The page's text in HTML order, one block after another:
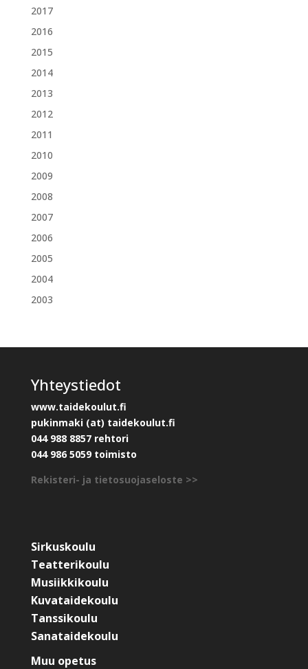
2017
2016
2015
2014
2013
2012
2011
2010
2009
2008
2007
2006
2005
2004
2003
Yhteystiedot
www.taidekoulut.fi
pukinmaki (at) taidekoulut.fi
044 988 8857 rehtori
044 986 5059 toimisto
Rekisteri- ja tietosuojaseloste >>
Sirkuskoulu
Teatterikoulu
Musiikkikoulu
Kuvataidekoulu
Tanssikoulu
Sanataidekoulu
Muu opetus